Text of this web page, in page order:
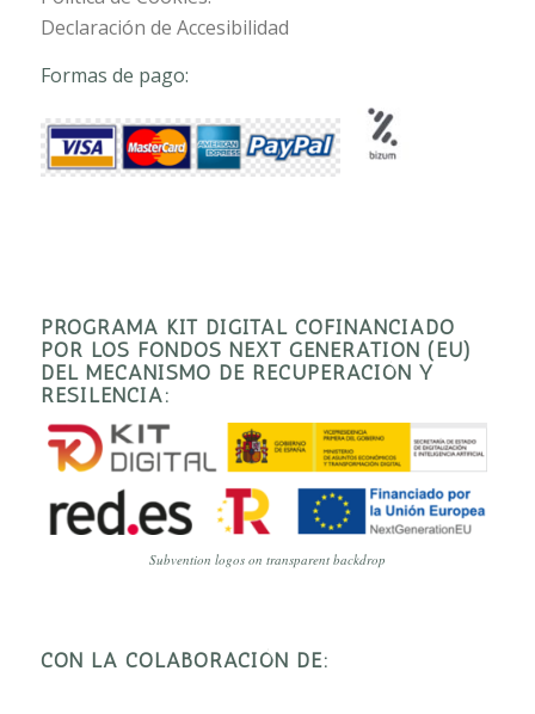
Declaración de Accesibilidad
Formas de pago:
PROGRAMA KIT DIGITAL COFINANCIADO
POR LOS FONDOS NEXT GENERATION (EU)
DEL MECANISMO DE RECUPERACIÓN Y
RESILENCIA:
Subvention logos on transparent backdrop
CON LA COLABORACIÓN DE: